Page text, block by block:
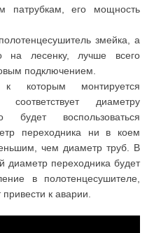
патрубкам, его мощность
змейка, а
на лесенку, лучше всего
подключением.
которым монтируется
диаметру
воспользоваться
переходника ни в коем
чем диаметр труб. В
диаметр переходника будет
в полотенцесушителе,
к аварии.